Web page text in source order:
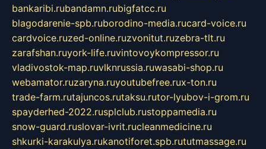
bankaribi.rubandamn.rubigfatcc.ru
blagodarenie-spb.ruborodino-media.rucard-voice.ru
cardvoice.ruzed-online.ruzvonitut.ruzebra-tlt.ru
zarafshan.ruyork-life.ruvintovoykompressor.ru
vladivostok-map.ruvlknrussia.ruwasabi-shop.ru
webamator.ruzaryna.ruyoutubefree.rux-ton.ru
trade-farm.rutajuncos.rutaksu.rutor-lyubov-i-grom.ru
spayderhed-2022.rusplclub.rustoppamedia.ru
snow-guard.ruslovar-ivrit.rucleanmedicine.ru
shkurki-karakulya.rukanotiforet.spb.rututmassage.ru